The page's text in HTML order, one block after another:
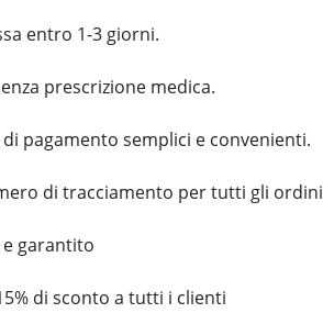
entro 1-3 giorni.
prescrizione medica.
pagamento semplici e convenienti.
di tracciamento per tutti gli
garantito
di sconto a tutti i clienti